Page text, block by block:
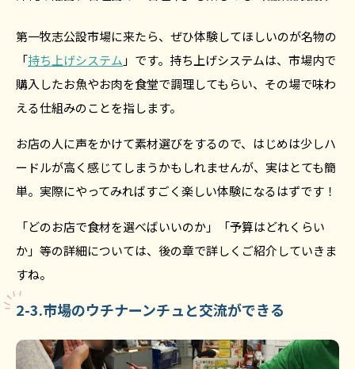
第一牧志公設市場に来たら、ぜひ体験してほしいのが名物の
「持ち上げシステム 」です。持ち上げシステムは、市場内で
購入したお魚やお肉を食堂で調理してもらい、その場で味わ
える仕組みのことを指します。
お店の人に声をかけて素材選びをするので、はじめは少しハ
ードルが高く感じてしまうかもしれませんが、実はとても簡
単。実際にやってみればすごく楽しい体験になるはずです！
「どのお店で食材を選べばいいのか」「予算はどれくらい
か」等の詳細については、後の章で詳しくご紹介していきま
すね。
2-3.市場のウチナーンチュと交流ができる